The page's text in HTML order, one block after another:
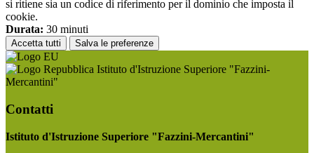
si ritiene sia un codice di riferimento per il dominio che imposta il
cookie.
Durata: 30 minuti
Accetta tutti Salva le preferenze
Istituto d'Istruzione Superiore "Fazzini-
Mercantini"
Contatti
Istituto d'Istruzione Superiore "Fazzini-Mercantini"